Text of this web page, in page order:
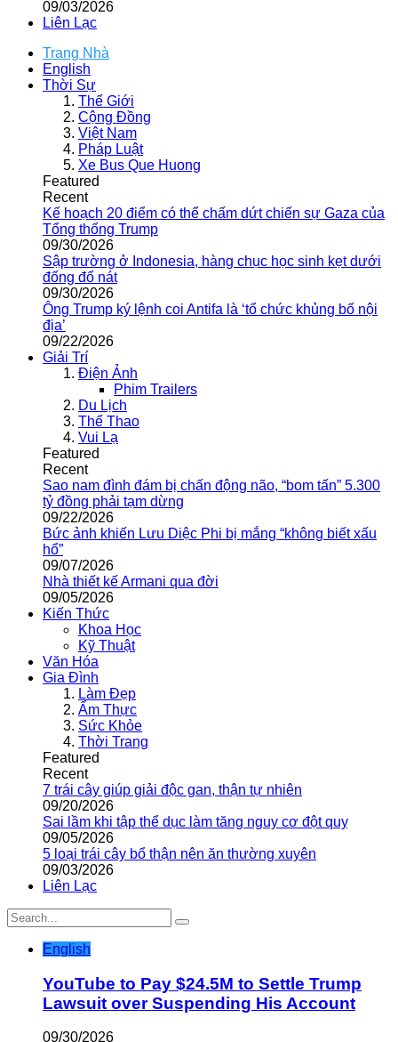
09/03/2026
Liên Lạc
Trang Nhà
English
Thời Sự
Thế Giới
Cộng Đồng
Việt Nam
Pháp Luật
Xe Bus Que Huong
Featured
Recent
Kế hoạch 20 điểm có thể chấm dứt chiến sự Gaza của
Tổng thống Trump
09/30/2026
Sập trường ở Indonesia, hàng chục học sinh kẹt dưới
đống đổ nát
09/30/2026
Ông Trump ký lệnh coi Antifa là ‘tổ chức khủng bố nội
địa’
09/22/2026
Giải Trí
Điện Ảnh
Phim Trailers
Du Lịch
Thể Thao
Vui Lạ
Featured
Recent
Sao nam đình đám bị chấn động não, “bom tấn” 5.300
tỷ đồng phải tạm dừng
09/22/2026
Bức ảnh khiến Lưu Diệc Phi bị mắng “không biết xấu
hổ”
09/07/2026
Nhà thiết kế Armani qua đời
09/05/2026
Kiến Thức
Khoa Học
Kỹ Thuật
Văn Hóa
Gia Đình
Làm Đẹp
Ẩm Thực
Sức Khỏe
Thời Trang
Featured
Recent
7 trái cây giúp giải độc gan, thận tự nhiên
09/20/2026
Sai lầm khi tập thể dục làm tăng nguy cơ đột quỵ
09/05/2026
5 loại trái cây bổ thận nên ăn thường xuyên
09/03/2026
Liên Lạc
English
YouTube to Pay $24.5M to Settle Trump
Lawsuit over Suspending His Account
09/30/2026